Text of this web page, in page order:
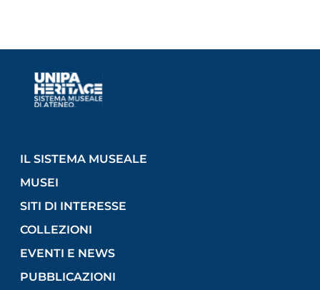
IL SISTEMA MUSEALE
MUSEI
SITI DI INTERESSE
COLLEZIONI
EVENTI E NEWS
PUBBLICAZIONI